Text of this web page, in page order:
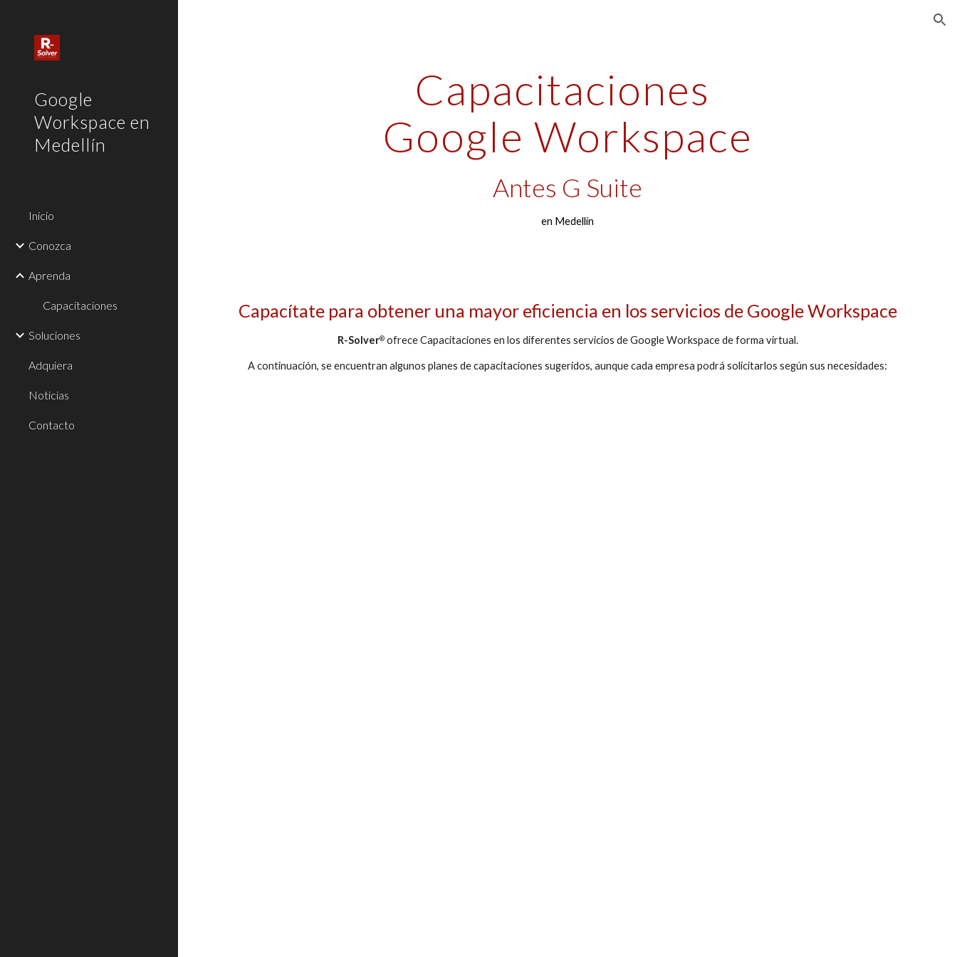
Google
Workspace en
Medellín
Inicio
Conozca
Aprenda
Capacitaciones
Soluciones
Adquiera
Noticias
Contacto
Capacitaciones
Google Workspace
Antes G Suite
en Medellín
Capacítate para obtener una mayor eficiencia en los servicios de Google Workspace
R-Solver® ofrece Capacitaciones en los diferentes servicios de Google Workspace de forma virtual.
A continuación, se encuentran algunos planes de capacitaciones sugeridos, aunque cada empresa podrá solicitarlos según sus necesidades: